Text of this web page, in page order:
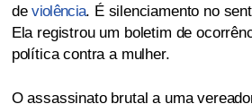
deviolência. É silenciamento no
Ela registrou um boletim de
política contra a mulher.
O assassinato brutal a uma